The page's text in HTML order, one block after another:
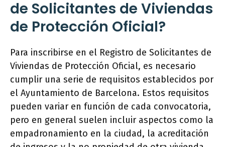
de Solicitantes de Viviendas
de Protección Oficial?
Para inscribirse en el Registro de Solicitantes de
Viviendas de Protección Oficial, es necesario
cumplir una serie de requisitos establecidos por
el Ayuntamiento de Barcelona. Estos requisitos
pueden variar en función de cada convocatoria,
pero en general suelen incluir aspectos como la
empadronamiento en la ciudad, la acreditación